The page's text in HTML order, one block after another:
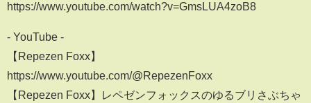
https://www.youtube.com/watch?v=GmsLUA4zoB8
- YouTube -
【Repezen Foxx】
https://www.youtube.com/@RepezenFoxx
【Repezen Foxx】レペゼンフォックスのゆるブリさぶちゃ